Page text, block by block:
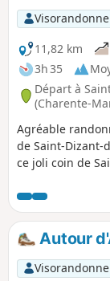
11,82 km
3h 35
Départ à
(Charente-
Agréable
de Saint-Dizant-
ce joli coin de
Autour